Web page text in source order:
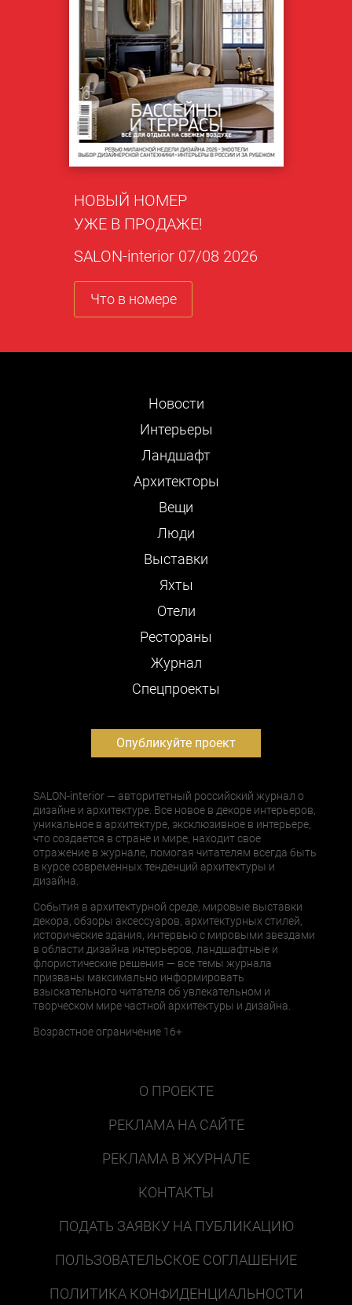
НОВЫЙ НОМЕР
УЖЕ В ПРОДАЖЕ!
SALON-interior 07/08 2026
Что в номере
Новости
Интерьеры
Ландшафт
Архитекторы
Вещи
Люди
Выставки
Яхты
Отели
Рестораны
Журнал
Cпецпроекты
Опубликуйте проект
SALON-interior — авторитетный российский журнал о
дизайне и архитектуре. Все новое в декоре интерьеров,
уникальное в архитектуре, эксклюзивное в интерьере,
что создается в стране и мире, находит свое
отражение в журнале, помогая читателям всегда быть
в курсе современных тенденций архитектуры и
дизайна.
События в архитектурной среде, мировые выставки
декора, обзоры аксессуаров, архитектурных стилей,
исторические здания, интервью с мировыми звездами
в области дизайна интерьеров, ландшафтные и
флористические решения — все темы журнала
призваны максимально информировать
взыскательного читателя об увлекательном и
творческом мире частной архитектуры и дизайна.
Возрастное ограничение 16+
О ПРОЕКТЕ
РЕКЛАМА НА САЙТЕ
РЕКЛАМА В ЖУРНАЛЕ
КОНТАКТЫ
ПОДАТЬ ЗАЯВКУ НА ПУБЛИКАЦИЮ
ПОЛЬЗОВАТЕЛЬСКОЕ СОГЛАШЕНИЕ
ПОЛИТИКА КОНФИДЕНЦИАЛЬНОСТИ